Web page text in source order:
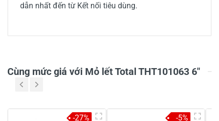
dẫn nhất đến từ Kết nối tiêu dùng.
1 đánh giá
Cùng mức giá với Mỏ lết Total THT101063 6"
-27% -5%